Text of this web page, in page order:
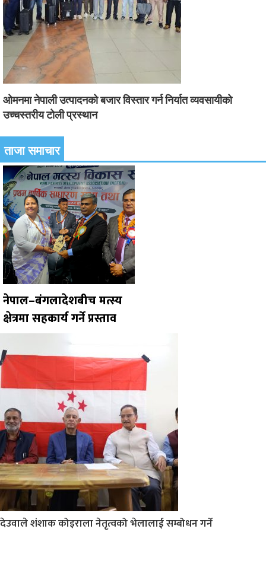
ओमनमा नेपाली उत्पादनको बजार विस्तार गर्न निर्यात व्यवसायीको
उच्चस्तरीय टोली प्रस्थान
ताजा समाचार
नेपाल–बंगलादेशबीच मत्स्य
क्षेत्रमा सहकार्य गर्ने प्रस्ताव
देउवाले शंशाक कोइराला नेतृत्वको भेलालाई सम्बोधन गर्ने